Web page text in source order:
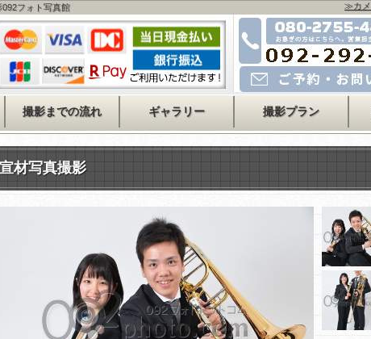
フォト写真館
お急ぎの方はこちら
080-2755-4478
運営会社事務所
092-715-2525
メールでのご予約・お問い合
≫カメ
撮影までの流れ ギャラリー 撮影プラン
宣材写真撮影